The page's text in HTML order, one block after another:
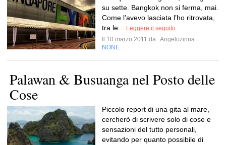
su sette. Bangkok non si ferma, mai.
Come l’avevo lasciata l’ho ritrovata,
tra le...
Leggere il seguito
Il 10 marzo 2011 da Angelozinna
NONE
Palawan & Busuanga nel Posto delle
Cose
Piccolo report di una gita al mare,
cercherò di scrivere solo di cose e
sensazioni del tutto personali,
evitando per quanto possibile di